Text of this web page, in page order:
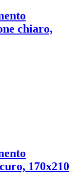
chiaro,
170x210